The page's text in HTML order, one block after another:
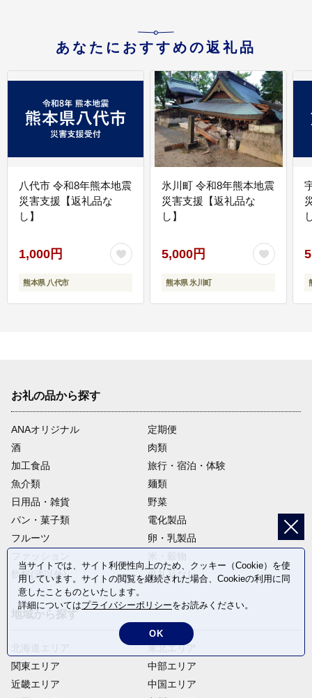
あなたにおすすめの返礼品
八代市 令和8年熊本地震
災害支援【返礼品な
し】
1,000円
熊本県 八代市
氷川町 令和8年熊本地震
災害支援【返礼品な
し】
5,000円
熊本県 氷川町
お礼の品から探す
ANAオリジナル
定期便
酒
肉類
加工食品
旅行・宿泊・体験
魚介類
麺類
日用品・雑貨
野菜
パン・菓子類
電化製品
フルーツ
卵・乳製品
飲料(酒以外)
返礼品なし
関東エリア
近畿エリア
東北エリア
中部エリア
中国エリア
当サイトでは、サイト利便性向上のため、クッキー（Cookie）を使
用しています。サイトの閲覧を継続された場合、Cookieの利用に同
意したことものといたします。
詳細についてはプライバシーポリシーをお読みください。
OK